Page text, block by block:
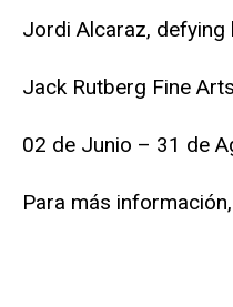
Jordi Alcaraz, defying
Jack Rutberg Fine
02 de Junio – 31 de
Para más